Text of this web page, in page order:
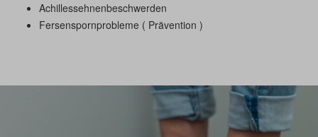
Achillessehnenbeschwerden
Fersenspornprobleme ( Prävention )